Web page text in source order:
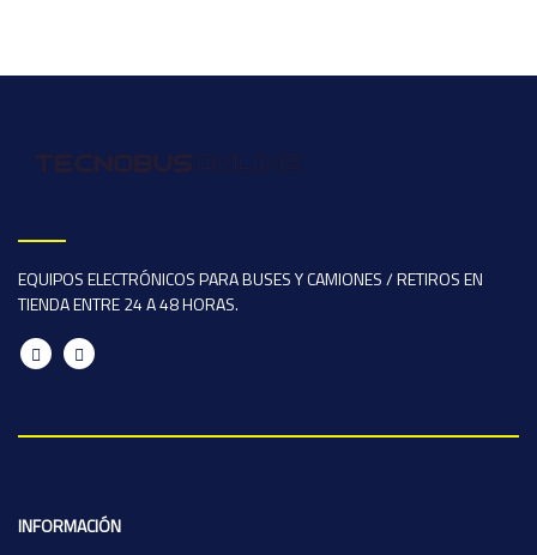
EQUIPOS ELECTRÓNICOS PARA BUSES Y CAMIONES / RETIROS EN
TIENDA ENTRE 24 A 48 HORAS.
INFORMACIÓN